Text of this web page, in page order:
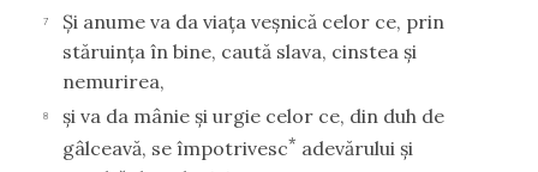
7
Şi anume va da viaţa veşnică celor ce, prin
stăruinţa în bine, caută slava, cinstea şi
nemurirea,
8
şi va da mânie şi urgie celor ce, din duh de
gâlceavă, se împotrivesc* adevărului şi